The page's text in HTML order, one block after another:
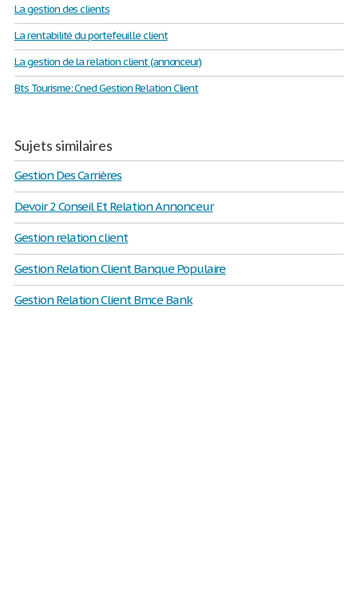
La gestion des clients
La rentabilité du portefeuille client
La gestion de la relation client (annonceur)
Bts Tourisme: Cned Gestion Relation Client
Sujets similaires
Gestion Des Carrières
Devoir 2 Conseil Et Relation Annonceur
Gestion relation client
Gestion Relation Client Banque Populaire
Gestion Relation Client Bmce Bank